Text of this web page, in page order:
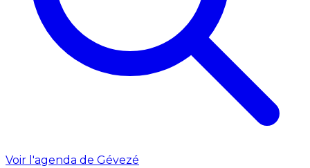
Voir l'agenda de Gévezé